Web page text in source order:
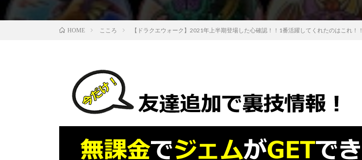
HOME こころ 【ドラクエウォーク】2021年上半期登場した心確認！！1番活躍してくれたのはこれ！！